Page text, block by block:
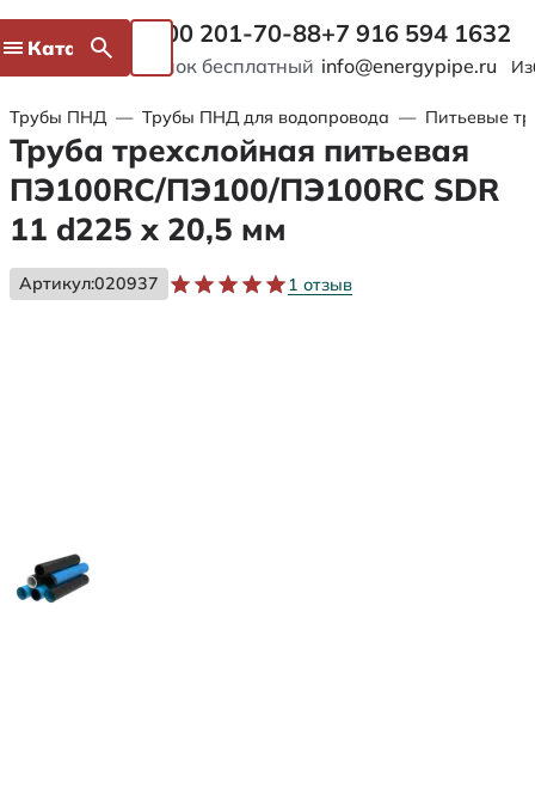
Каталог 8 800 201-70-88
Звонок бесплатный
+7 916 594 1632
info@energypipe.ru
Трубы ПНД — Трубы ПНД для водопровода — Питьевые
Труба трехслойная питьевая
ПЭ100RC/ПЭ100/ПЭ100RC SDR
11 d225 х 20,5 мм
Артикул:020937 1 отзыв